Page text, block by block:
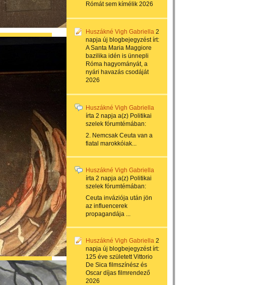
Rómát sem kímélik 2026
Huszákné Vigh Gabriella 2
napja új blogbejegyzést írt:
A Santa Maria Maggiore
bazilika idén is ünnepli
Róma hagyományát, a
nyári havazás csodáját
2026
Huszákné Vigh Gabriella
írta 2 napja a(z) Politikai
szelek fórumtémában:
2. Nemcsak Ceuta van a
fiatal marokkóiak...
Huszákné Vigh Gabriella
írta 2 napja a(z) Politikai
szelek fórumtémában:
Ceuta inváziója után jön
az influencerek
propagandája ...
Huszákné Vigh Gabriella 2
napja új blogbejegyzést írt:
125 éve született Vittorio
De Sica filmszínész és
Oscar díjas filmrendező
2026